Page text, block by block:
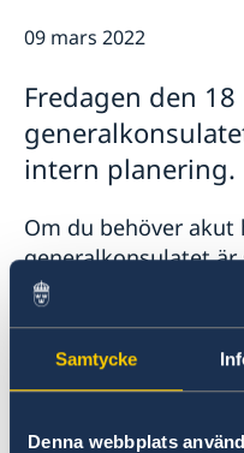
Samtycke
Denna webbplats
Dataskyddspolicy (GDPR)
Så stöttar vi svenska
Team Sweden
Så kan du få stöd
Svenska företag i
Anmäl handelshinder
Kalendarium
09 mars 2022
Fredagen den
intern planering.
Om du behöver akut
generalkonsulatet
telefonnummer +32
då att erbjudas
Stockholm genom